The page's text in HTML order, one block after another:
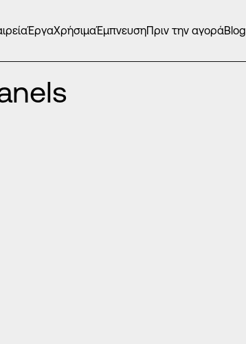
ΈργαΧρήσιμαΈμπνευσηΠριν την αγοράBlog
PRESS PANELS